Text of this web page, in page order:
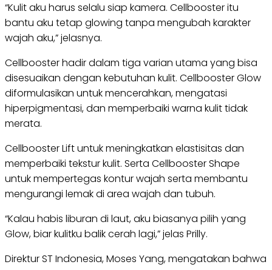
“Kulit aku harus selalu siap kamera. Cellbooster itu
bantu aku tetap glowing tanpa mengubah karakter
wajah aku,” jelasnya.
Cellbooster hadir dalam tiga varian utama yang bisa
disesuaikan dengan kebutuhan kulit. Cellbooster Glow
diformulasikan untuk mencerahkan, mengatasi
hiperpigmentasi, dan memperbaiki warna kulit tidak
merata.
Cellbooster Lift untuk meningkatkan elastisitas dan
memperbaiki tekstur kulit. Serta Cellbooster Shape
untuk mempertegas kontur wajah serta membantu
mengurangi lemak di area wajah dan tubuh.
“Kalau habis liburan di laut, aku biasanya pilih yang
Glow, biar kulitku balik cerah lagi,” jelas Prilly.
Direktur ST Indonesia, Moses Yang, mengatakan bahwa